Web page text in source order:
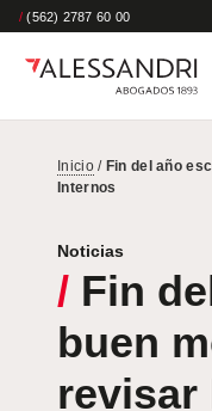
/ (562) 2787 60 00
Inicio/ Fin del año
Internos
Noticias
/ Fin
buen
revisar